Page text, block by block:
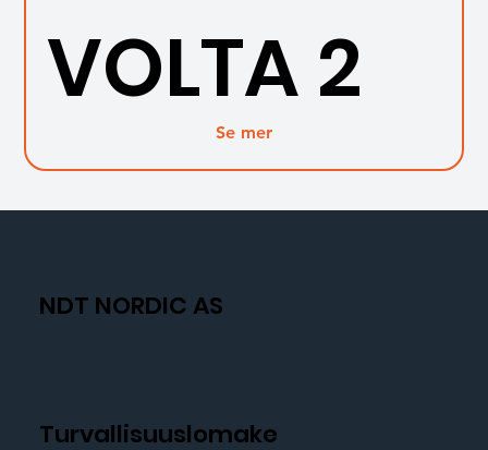
VOLTA 2
Se mer
NDT NORDIC AS
Turvallisuuslomake